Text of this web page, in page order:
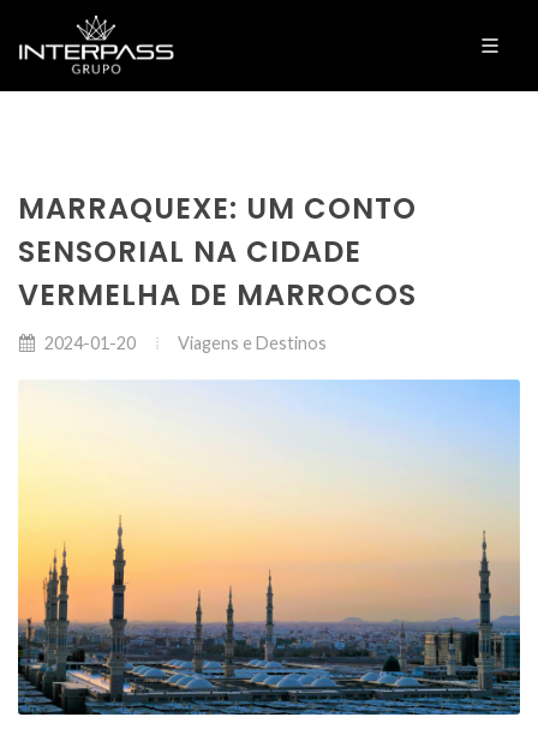
MARRAQUEXE: UM CONTO
SENSORIAL NA CIDADE
VERMELHA DE MARROCOS
2024-01-20 Viagens e Destinos